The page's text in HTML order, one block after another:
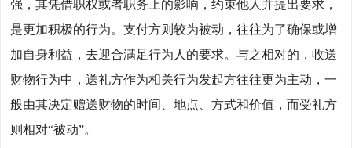
强，其凭借职权或者职务上的影响，约束他人并提出要求，
是更加积极的行为。支付方则较为被动，往往为了确保或增
加自身利益，去迎合满足行为人的要求。与之相对的，收送
财物行为中，送礼方作为相关行为发起方往往更为主动，一
般由其决定赠送财物的时间、地点、方式和价值，而受礼方
则相对“被动”。